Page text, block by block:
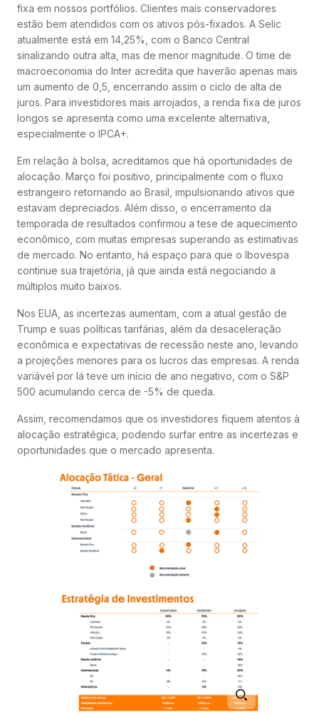
fixa em nossos portfólios. Clientes mais conservadores
estão bem atendidos com os ativos pós-fixados. A Selic
atualmente está em 14,25%, com o Banco Central
sinalizando outra alta, mas de menor magnitude. O time de
macroeconomia do Inter acredita que haverão apenas mais
um aumento de 0,5, encerrando assim o ciclo de alta de
juros. Para investidores mais arrojados, a renda fixa de juros
longos se apresenta como uma excelente alternativa,
especialmente o IPCA+.
Em relação à bolsa, acreditamos que há oportunidades de
alocação. Março foi positivo, principalmente com o fluxo
estrangeiro retornando ao Brasil, impulsionando ativos que
estavam depreciados. Além disso, o encerramento da
temporada de resultados confirmou a tese de aquecimento
econômico, com muitas empresas superando as estimativas
de mercado. No entanto, há espaço para que o Ibovespa
continue sua trajetória, já que ainda está negociando a
múltiplos muito baixos.
Nos EUA, as incertezas aumentam, com a atual gestão de
Trump e suas políticas tarifárias, além da desaceleração
econômica e expectativas de recessão neste ano, levando
a projeções menores para os lucros das empresas. A renda
variável por lá teve um início de ano negativo, com o S&P
500 acumulando cerca de -5% de queda.
Assim, recomendamos que os investidores fiquem atentos à
alocação estratégica, podendo surfar entre as incertezas e
oportunidades que o mercado apresenta.